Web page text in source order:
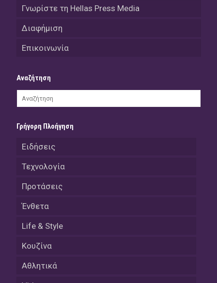
Γνωρίστε τη Hellas Press Media
Διαφήμιση
Επικοινωνία
Αναζήτηση
Γρήγορη Πλοήγηση
Ειδήσεις
Τεχνολογία
Προτάσεις
Ένθετα
Life & Style
Κουζίνα
Αθλητικά